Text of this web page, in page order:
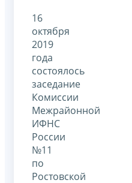
16
октября
2019
года
состоялось
заседание
Комиссии
Межрайонной
ИФНС
России
№11
по
Ростовской